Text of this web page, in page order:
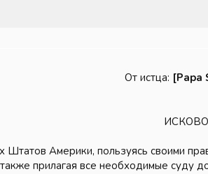
От истца: [Papa
Штатов Америки, пользуясь своими
прилагая все необходимые суду